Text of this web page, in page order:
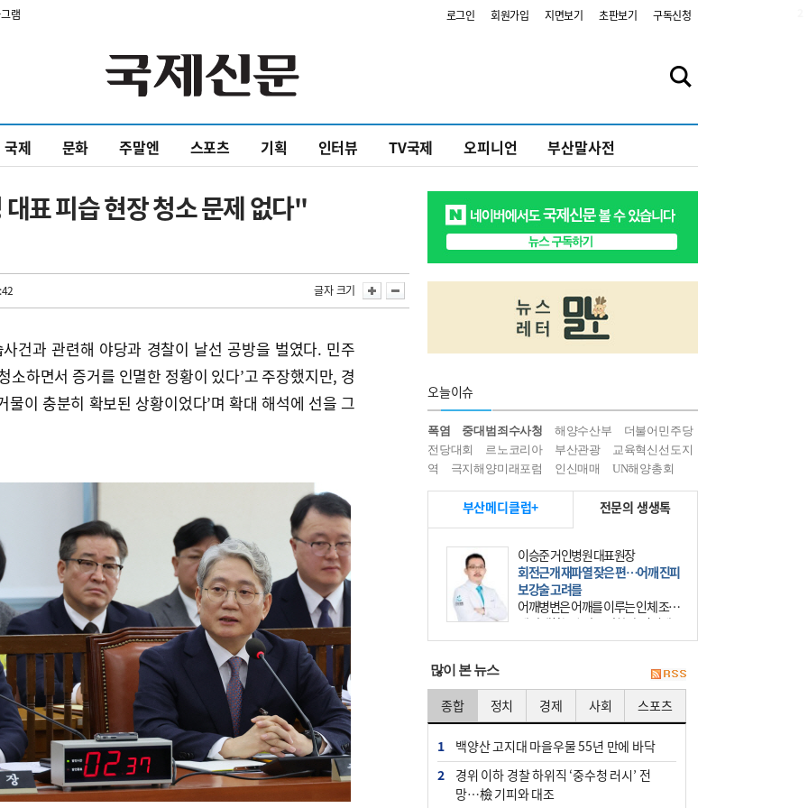
램 로그인 회원가입 지면보기 초판보기 구독신청
국제 문화 주말엔 스포츠 기획 인터뷰 TV국제 오피니언 부산말사전
표 피습 현장 청소 문제 없다"
글자 크기
건과 관련해 야당과 경찰이 날선 공방을 벌였다. 민주
소하면서 증거를 인멸한 정황이 있다’고 주장했지만, 경
물이 충분히 확보된 상황이었다’며 확대 해석에 선을 그
오늘이슈
폭염 중대범죄수사청 해양수산부
더불어민주당
전당대회
르노코리아 부산관광
교육혁신선도지
역
극지해양미래포럼 인신매매 UN해양총회
부산메디클럽+ 전문의 생생톡
이승준 거인병원 대표원장
회전근개 재파열 잦은 편…어깨 진피
보강술 고려를
어깨병변은 어깨를 이루는 인체 조직
에 발생하는 손상을 말한다. 여기에
는 오십견과 회전근개 증후군, 어깨
많이 본 뉴스
종합 정치 경제 사회 스포츠
1
백양산 고지대 마을우물 55년 만에 바닥
2
경위 이하 경찰 하위직 ‘중수청 러시’ 전
망…檢 기피와 대조